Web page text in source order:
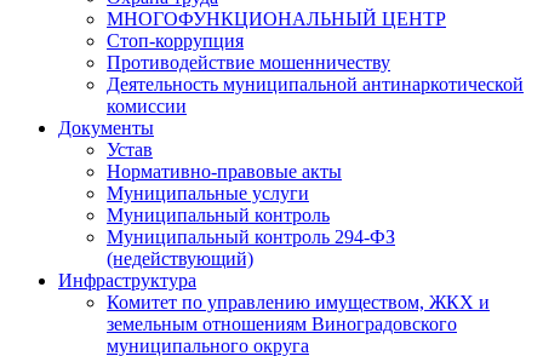
МНОГОФУНКЦИОНАЛЬНЫЙ ЦЕНТР
Стоп-коррупция
Противодействие мошенничеству
Деятельность муниципальной антинаркотической
комиссии
Документы
Устав
Нормативно-правовые акты
Муниципальные услуги
Муниципальный контроль
Муниципальный контроль 294-ФЗ
(недействующий)
Инфраструктура
Комитет по управлению имуществом, ЖКХ и
земельным отношениям Виноградовского
муниципального округа